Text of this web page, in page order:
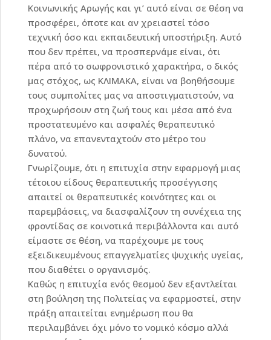
Κοινωνικής Αρωγής και γι’ αυτό είναι σε θέση να
προσφέρει, όποτε και αν χρειαστεί τόσο
τεχνική όσο και εκπαιδευτική υποστήριξη. Αυτό
που δεν πρέπει, να προσπερνάμε είναι, ότι
πέρα από το σωφρονιστικό χαρακτήρα, ο δικός
μας στόχος, ως ΚΛΙΜΑΚΑ, είναι να βοηθήσουμε
τους συμπολίτες μας να αποστιγματιστούν, να
προχωρήσουν στη ζωή τους και μέσα από ένα
προστατευμένο και ασφαλές θεραπευτικό
πλάνο, να επανενταχτούν στο μέτρο του
δυνατού.
Γνωρίζουμε, ότι η επιτυχία στην εφαρμογή μιας
τέτοιου είδους θεραπευτικής προσέγγισης
απαιτεί οι θεραπευτικές κοινότητες και οι
παρεμβάσεις, να διασφαλίζουν τη συνέχεια της
φροντίδας σε κοινοτικά περιβάλλοντα και αυτό
είμαστε σε θέση, να παρέχουμε με τους
εξειδικευμένους επαγγελματίες ψυχικής υγείας,
που διαθέτει ο οργανισμός.
Καθώς η επιτυχία ενός θεσμού δεν εξαντλείται
στη βούληση της Πολιτείας να εφαρμοστεί, στην
πράξη απαιτείται ενημέρωση που θα
περιλαμβάνει όχι μόνο το νομικό κόσμο αλλά